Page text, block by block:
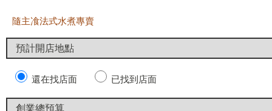
隨主飡法式水煮專賣
還在找店面 已找到店面